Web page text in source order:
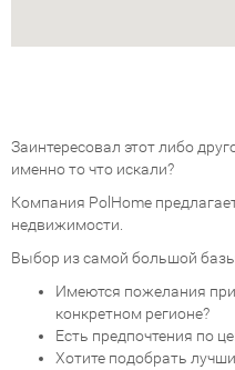
Заинтересовал этот либо
именно то что искали?
Компания PolHome
недвижимости.
Выбор из самой большой
Имеются пожелания
конкретном регионе?
Есть предпочтения по
Хотите подобрать